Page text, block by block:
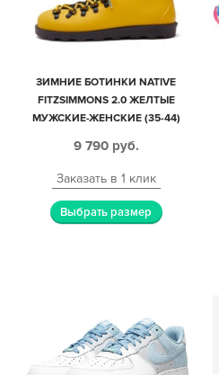
ЗИМНИЕ БОТИНКИ NATIVE
FITZSIMMONS 2.0 ЖЕЛТЫЕ
МУЖСКИЕ-ЖЕНСКИЕ (35-44)
9 790 руб.
Заказать в 1 клик
Выбрать размер